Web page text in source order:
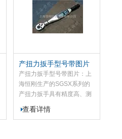
产扭力扳手型号带图片
产扭力扳手型号带图片：上
海恒刚生产的SGSX系列的
产扭力扳手具有精度高、测
量准确、稳定、耗电量低、
操作简单等特点，该产扭力
查看详情